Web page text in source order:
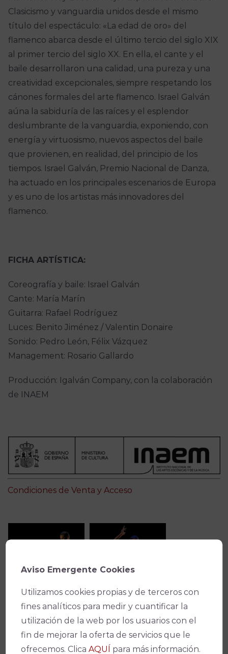
Clasicismo y vanguardia unidos desde el mismo
título del espectáculo: «La edad de oro» del
flamenco abarca desde el último tercio del siglo XIX
al primer tercio del siglo XX. En ella, el cante y el
baile desarrollaron una calidad, una pureza y una
creatividad excepcionales, siempre respetando los
cánones formales del arte flamenco. Israel Galván
aúna la sabiduría de las raíces y el esplendor
deslumbrante de la vanguardia, exponiendo, con
energía y virtuosismo, nuevos aspectos del baile
que provienen, en realidad, del principio de los
tiempos. Israel Galván, Premio Nacional de Danza,
ha actuado en los principales escenarios de Europa
y es uno de los artistas más innovadores del
flamenco.
FICHA ARTÍSTICA:
Coreografía y baile: Israel Galván
Cante: María Marín
Guitarra: Rafael Rodríguez
Luces: Benito Jiménez / Valentin Donaire
Sonido: Pedro León, Félix Vázquez
Management: Rosario Gallardo
Producción: Igalván Company, con la colaboración
de INAEM
Condiciones de Venta y Acceso
Aviso Emergente Cookies
Utilizamos cookies propias y de terceros con
fines analíticos para medir y cuantificar la
utilización de la web por los usuarios con el
fin de mejorar la oferta de servicios que le
ofrecemos. ClicaAQUÍ para más información.